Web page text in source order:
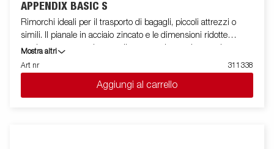
APPENDIX BASIC S
Rimorchi ideali per il trasporto di bagagli, piccoli attrezzi o
simili. Il pianale in acciaio zincato e le dimensioni ridotte
rendono questa serie versatile e garantiscono la massima
stabilità di guida in ogni situazione. Il modello LARGE è dotato
di quattro sponde apribili che lo rendono unico nel suo genere e
un’assoluta novità nel panorama italiano. Le dimensioni e le
caratteristiche di questa serie, permettono di abbinare il carrello
Mostra altri
Art nr
311338
Aggiungi al carrello